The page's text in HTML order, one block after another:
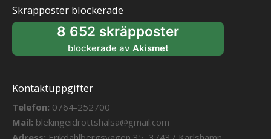
Skräpposter blockerade
8 652 skräpposter
blockerade av Akismet
Kontaktuppgifter
Telefon: 0764-252700
Mail: blekingeidrottshalsa@gmail.com